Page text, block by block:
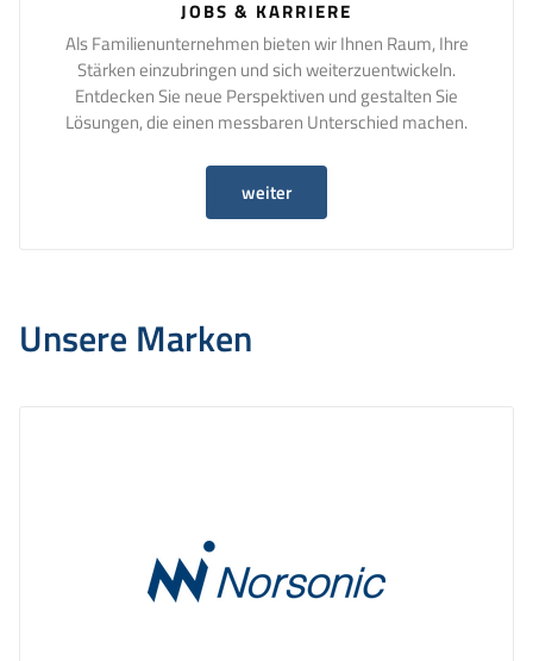
JOBS & KARRIERE
Als Familienunternehmen bieten wir Ihnen Raum, Ihre
Stärken einzubringen und sich weiterzuentwickeln.
Entdecken Sie neue Perspektiven und gestalten Sie
Lösungen, die einen messbaren Unterschied machen.
weiter
Unsere Marken